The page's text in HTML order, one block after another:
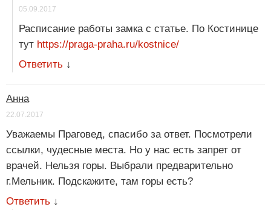
05.09.2017
Расписание работы замка с статье. По Костинице
тут https://praga-praha.ru/kostnice/
Ответить ↓
Анна
22.07.2017
Уважаемы Праговед, спасибо за ответ. Посмотрели
ссылки, чудесные места. Но у нас есть запрет от
врачей. Нельзя горы. Выбрали предварительно
г.Мельник. Подскажите, там горы есть?
Ответить ↓